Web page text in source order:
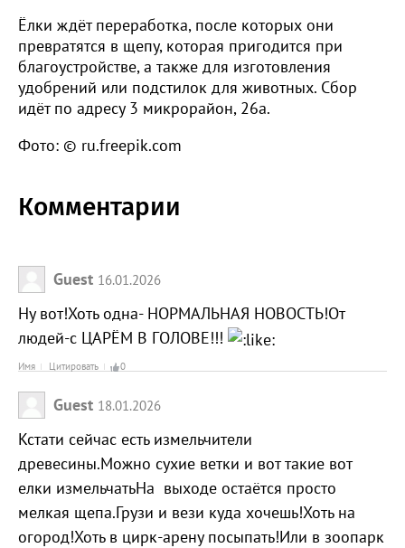
Ёлки ждёт переработка, после которых они
превратятся в щепу, которая пригодится при
благоустройстве, а также для изготовления
удобрений или подстилок для животных. Сбор
идёт по адресу 3 микрорайон, 26а.
Фото: © ru.freepik.com
Комментарии
Guest 16.01.2026
Ну вот!Хоть одна- НОРМАЛЬНАЯ НОВОСТЬ!От
людей-с ЦАРЁМ В ГОЛОВЕ!!!
Имя Цитировать 0
Guest 18.01.2026
Кстати сейчас есть измельчители
древесины.Можно сухие ветки и вот такие вот
елки измельчатьНа выходе остаётся просто
мелкая щепа.Грузи и вези куда хочешь!Хоть на
огород!Хоть в цирк-арену посыпать!Или в зоопарк